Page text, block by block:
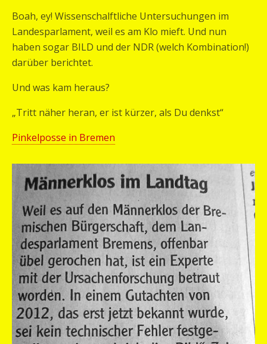
Boah, ey! Wissenschalftliche Untersuchungen im
Landesparlament, weil es am Klo mieft. Und nun
haben sogar BILD und der NDR (welch Kombination!)
darüber berichtet.
Und was kam heraus?
„Tritt näher heran, er ist kürzer, als Du denkst“
Pinkelposse in Bremen